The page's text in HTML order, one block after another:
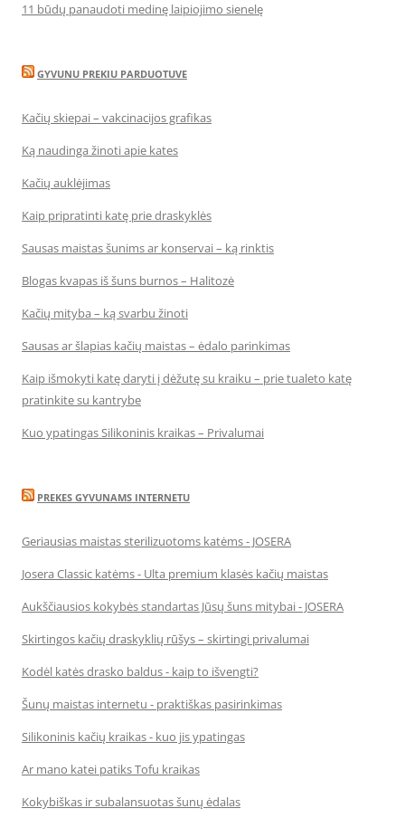
11 būdų panaudoti medinę laipiojimo sienelę
GYVUNU PREKIU PARDUOTUVE
Kačių skiepai – vakcinacijos grafikas
Ką naudinga žinoti apie kates
Kačių auklėjimas
Kaip pripratinti katę prie draskyklės
Sausas maistas šunims ar konservai – ką rinktis
Blogas kvapas iš šuns burnos – Halitozė
Kačių mityba – ką svarbu žinoti
Sausas ar šlapias kačių maistas – ėdalo parinkimas
Kaip išmokyti katę daryti į dėžutę su kraiku – prie tualeto katę
pratinkite su kantrybe
Kuo ypatingas Silikoninis kraikas – Privalumai
PREKES GYVUNAMS INTERNETU
Geriausias maistas sterilizuotoms katėms - JOSERA
Josera Classic katėms - Ulta premium klasės kačių maistas
Aukščiausios kokybės standartas Jūsų šuns mitybai - JOSERA
Skirtingos kačių draskyklių rūšys – skirtingi privalumai
Kodėl katės drasko baldus - kaip to išvengti?
Šunų maistas internetu - praktiškas pasirinkimas
Silikoninis kačių kraikas - kuo jis ypatingas
Ar mano katei patiks Tofu kraikas
Kokybiškas ir subalansuotas šunų ėdalas